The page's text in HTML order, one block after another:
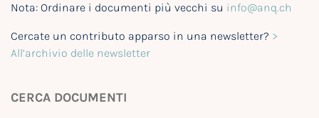
Nota: Ordinare i documenti più vecchi su info@anq.ch
Cercate un contributo apparso in una newsletter? >
All’archivio delle newsletter
CERCA DOCUMENTI